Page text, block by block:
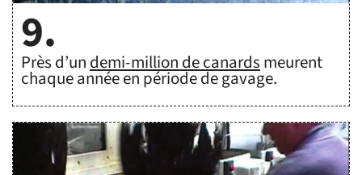
9.
Près d’un demi-million de canards meurent
chaque année en période de gavage.